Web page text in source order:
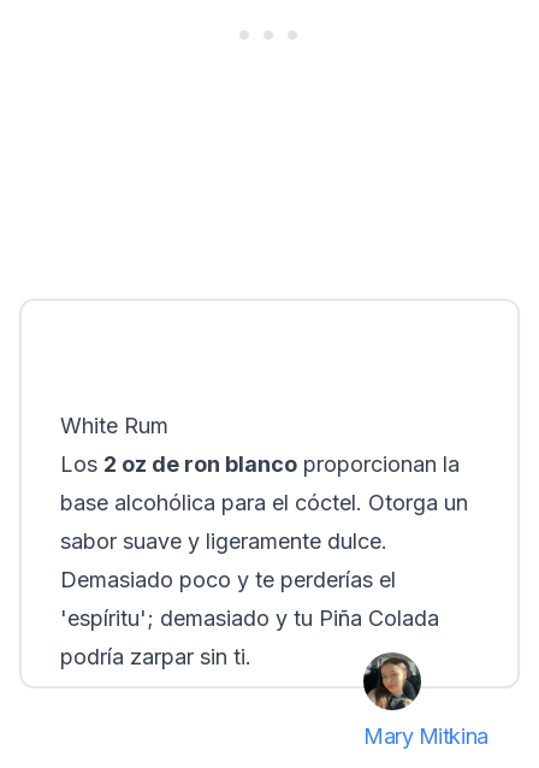
White Rum
Los 2 oz de ron blanco proporcionan la
base alcohólica para el cóctel. Otorga un
sabor suave y ligeramente dulce.
Demasiado poco y te perderías el
'espíritu'; demasiado y tu Piña Colada
podría zarpar sin ti.
Mary Mitkina